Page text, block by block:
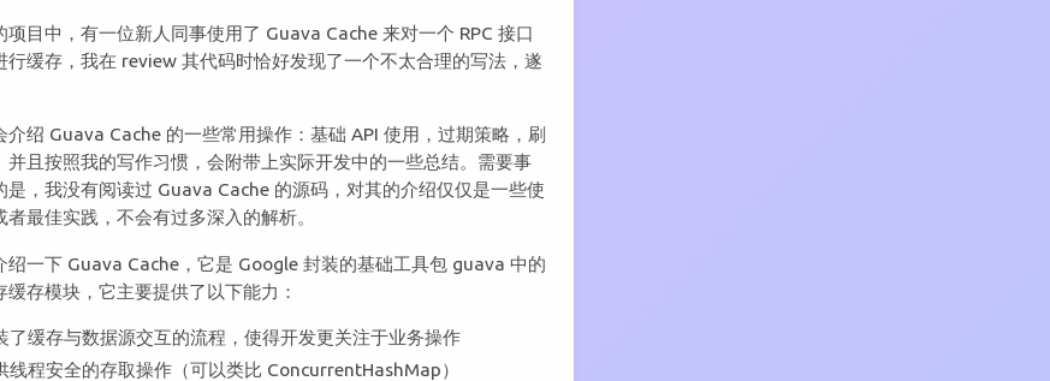
项目中，有一位新人同事使用了 Guava Cache 来对一个 RPC 接口
行缓存，我在 review 其代码时恰好发现了一个不太合理的写法，遂
介绍 Guava Cache 的一些常用操作：基础 API 使用，过期策略，刷
并且按照我的写作习惯，会附带上实际开发中的一些总结。需要事
是，我没有阅读过 Guava Cache 的源码，对其的介绍仅仅是一些使
者最佳实践，不会有过多深入的解析。
绍一下 Guava Cache，它是 Google 封装的基础工具包 guava 中的
缓存模块，它主要提供了以下能力：
了缓存与数据源交互的流程，使得开发更关注于业务操作
线程安全的存取操作（可以类比 ConcurrentHashMap）